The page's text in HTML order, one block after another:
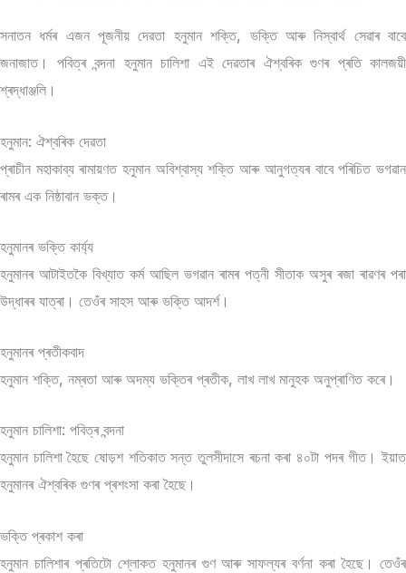
সনাতন ধৰ্মৰ এজন পূজনীয় দেৱতা হনুমান শক্তি, ভক্তি আৰু নিস্বাৰ্থ সেৱাৰ বাবে
জনাজাত। পবিত্ৰ বন্দনা হনুমান চালিশা এই দেৱতাৰ ঐশ্বৰিক গুণৰ প্ৰতি কালজয়ী
শ্ৰদ্ধাঞ্জলি।
হনুমান: ঐশ্বৰিক দেৱতা
প্ৰাচীন মহাকাব্য ৰামায়ণত হনুমান অবিশ্বাস্য শক্তি আৰু আনুগত্যৰ বাবে পৰিচিত ভগৱান
ৰামৰ এক নিষ্ঠাবান ভক্ত।
হনুমানৰ ভক্তি কাৰ্য্য
হনুমানৰ আটাইতকৈ বিখ্যাত কৰ্ম আছিল ভগৱান ৰামৰ পত্নী সীতাক অসুৰ ৰজা ৰাৱণৰ পৰা
উদ্ধাৰৰ যাত্ৰা। তেওঁৰ সাহস আৰু ভক্তি আদৰ্শ।
হনুমানৰ প্ৰতীকবাদ
হনুমান শক্তি, নম্ৰতা আৰু অদম্য ভক্তিৰ প্ৰতীক, লাখ লাখ মানুহক অনুপ্ৰাণিত কৰে।
হনুমান চালিশা: পবিত্ৰ বন্দনা
হনুমান চালিশা হৈছে ষোড়শ শতিকাত সন্ত তুলসীদাসে ৰচনা কৰা ৪০টা পদৰ গীত। ইয়াত
হনুমানৰ ঐশ্বৰিক গুণৰ প্ৰশংসা কৰা হৈছে।
ভক্তি প্ৰকাশ কৰা
হনুমান চালিশাৰ প্ৰতিটো শ্লোকত হনুমানৰ গুণ আৰু সাফল্যৰ বৰ্ণনা কৰা হৈছে। তেওঁৰ